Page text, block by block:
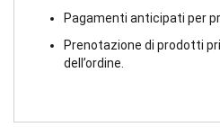
Pagamenti anticipati per
Prenotazione di prodotti
dell’ordine.